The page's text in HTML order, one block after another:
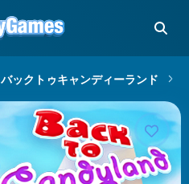
バックトゥキャンディーランド